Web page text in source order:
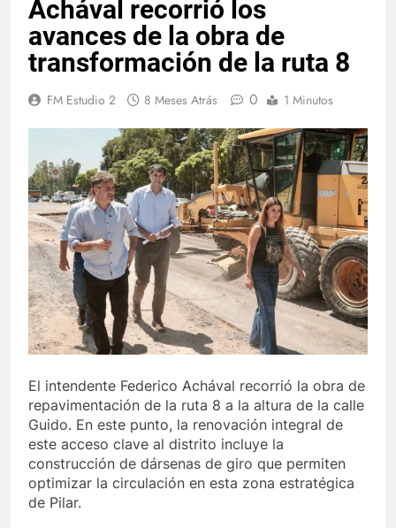
Achával recorrió los
avances de la obra de
transformación de la ruta 8
FM Estudio 2 8 Meses Atrás 0 1 Minutos
El intendente Federico Achával recorrió la obra de
repavimentación de la ruta 8 a la altura de la calle
Guido. En este punto, la renovación integral de
este acceso clave al distrito incluye la
construcción de dársenas de giro que permiten
optimizar la circulación en esta zona estratégica
de Pilar.